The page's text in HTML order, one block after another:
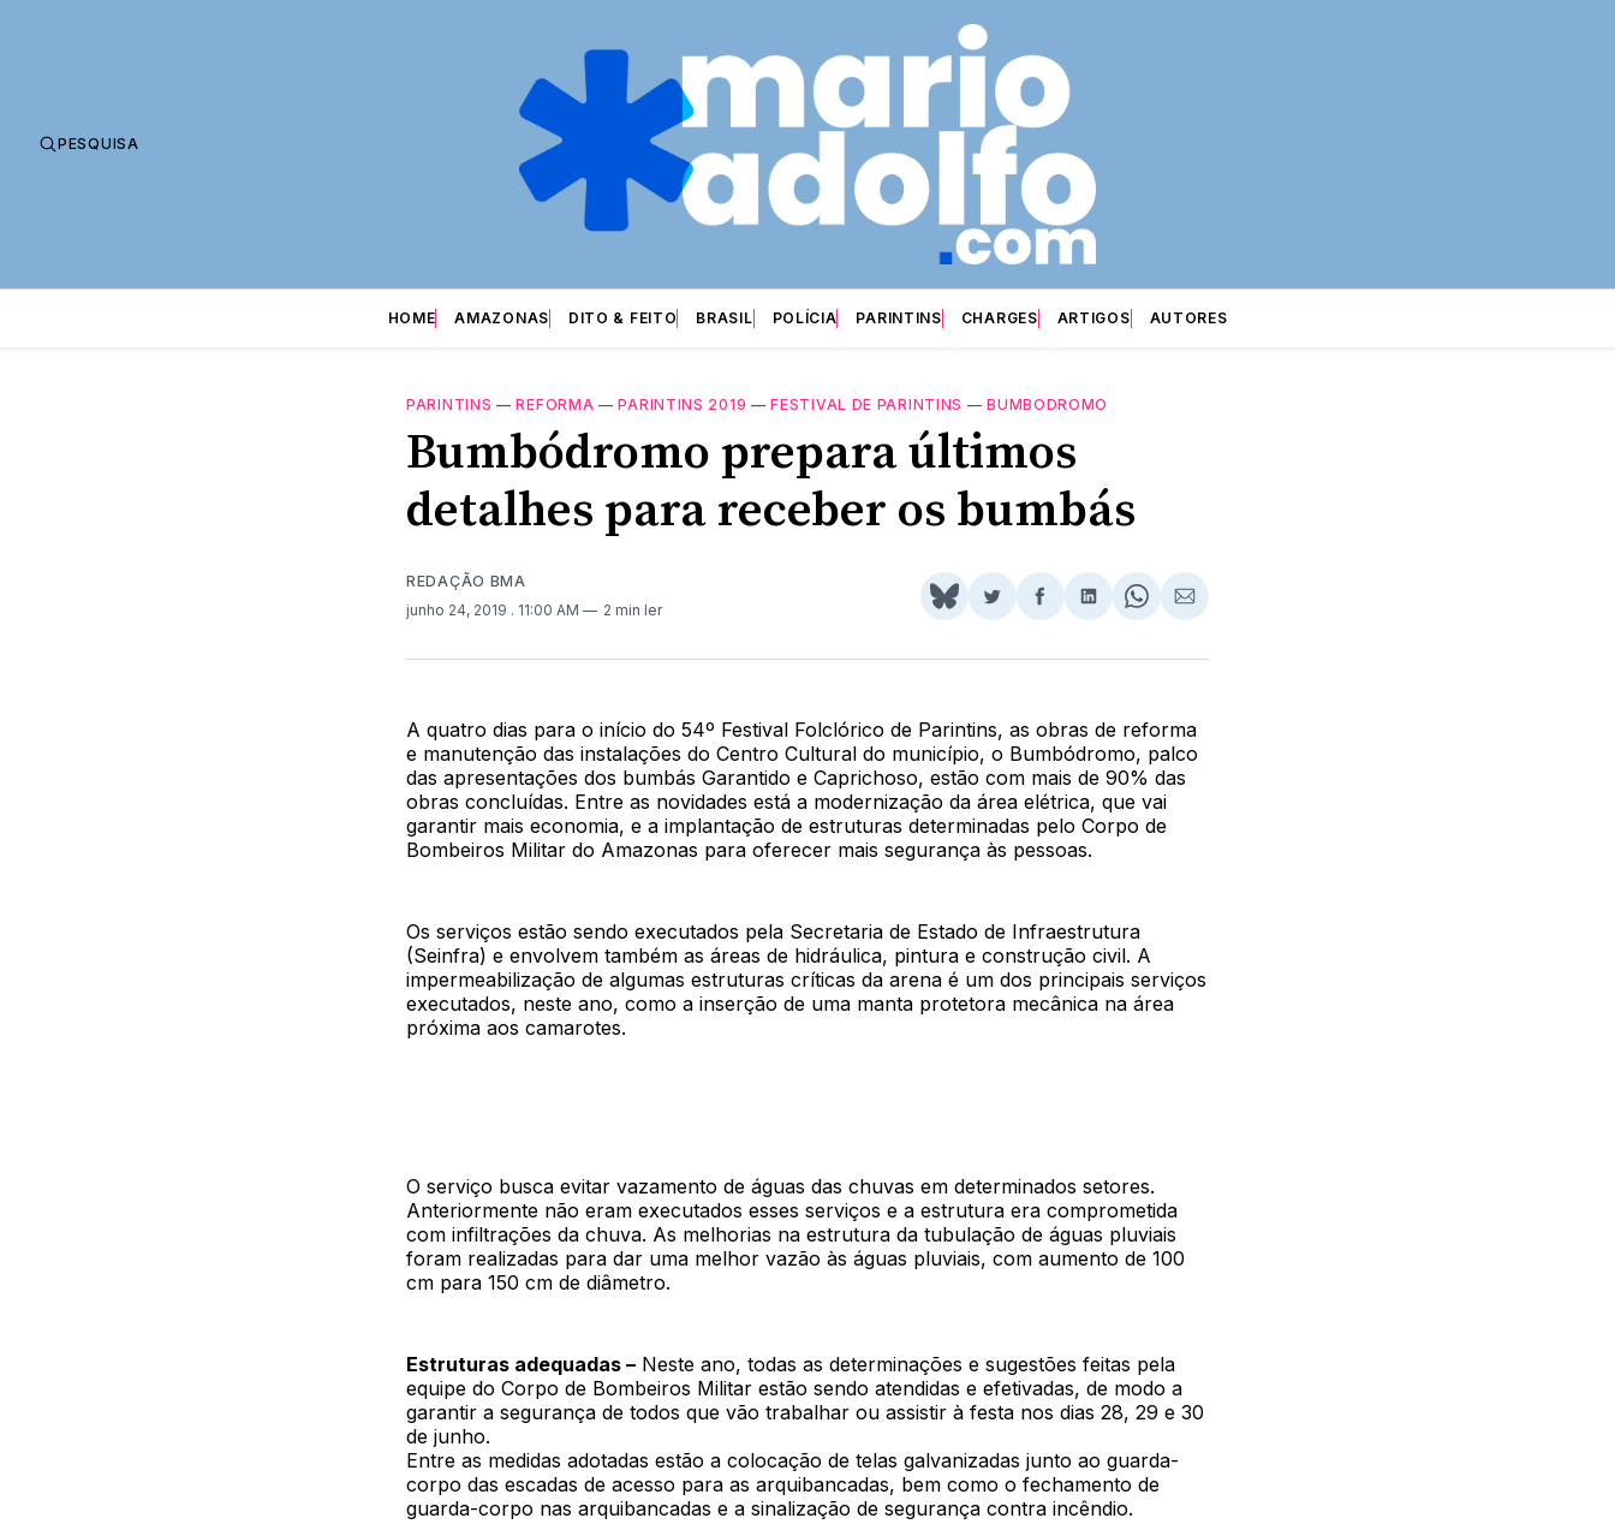
PESQUISA
HOME AMAZONAS DITO & FEITO BRASIL POLÍCIA PARINTINS CHARGES ARTIGOS AUTORES
PARINTINS —REFORMA —PARINTINS 2019 —FESTIVAL DE PARINTINS —BUMBODROMO
Bumbódromo prepara últimos
detalhes para receber os bumbás
REDAÇÃO BMA
junho 24, 2019 . 11:00 AM 2 min ler
Share
BlueSky
Compartilhar
Twitter
Compartilhar
Facebook
Compartilhar
LinkedIn
Share
WhatsApp
Compartilhar
Email
A quatro dias para o início do 54º Festival Folclórico de Parintins, as obras de reforma
e manutenção das instalações do Centro Cultural do município, o Bumbódromo, palco
das apresentações dos bumbás Garantido e Caprichoso, estão com mais de 90% das
obras concluídas. Entre as novidades está a modernização da área elétrica, que vai
garantir mais economia, e a implantação de estruturas determinadas pelo Corpo de
Bombeiros Militar do Amazonas para oferecer mais segurança às pessoas.
Os serviços estão sendo executados pela Secretaria de Estado de Infraestrutura
(Seinfra) e envolvem também as áreas de hidráulica, pintura e construção civil. A
impermeabilização de algumas estruturas críticas da arena é um dos principais serviços
executados, neste ano, como a inserção de uma manta protetora mecânica na área
próxima aos camarotes.
O serviço busca evitar vazamento de águas das chuvas em determinados setores.
Anteriormente não eram executados esses serviços e a estrutura era comprometida
com infiltrações da chuva. As melhorias na estrutura da tubulação de águas pluviais
foram realizadas para dar uma melhor vazão às águas pluviais, com aumento de 100
cm para 150 cm de diâmetro.
Estruturas adequadas – Neste ano, todas as determinações e sugestões feitas pela
equipe do Corpo de Bombeiros Militar estão sendo atendidas e efetivadas, de modo a
garantir a segurança de todos que vão trabalhar ou assistir à festa nos dias 28, 29 e 30
de junho.
Entre as medidas adotadas estão a colocação de telas galvanizadas junto ao guarda-
corpo das escadas de acesso para as arquibancadas, bem como o fechamento de
guarda-corpo nas arquibancadas e a sinalização de segurança contra incêndio.